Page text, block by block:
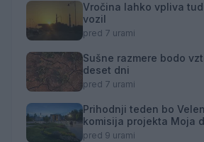
Vročina lahko vpliva
vozil
pred 7 urami
Sušne razmere bodo
deset dni
pred 7 urami
Prihodnji teden bo
komisija projekta Moja
gostoljubnosti
pred 9 urami